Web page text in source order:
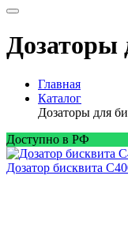
Дозаторы
Главная
Каталог
Дозаторы для
Доступно в РФ
Дозатор бисквита